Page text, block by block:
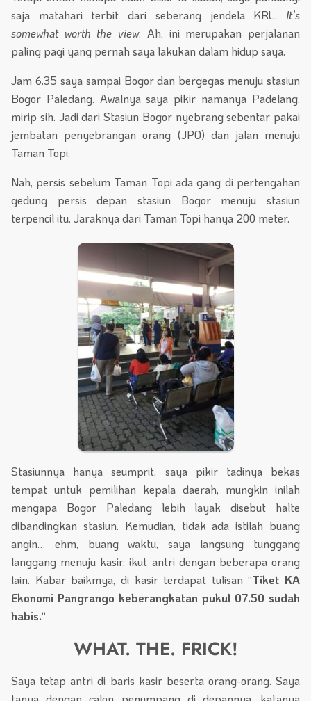
saja matahari terbit dari seberang jendela KRL. It’s
somewhat worth the view. Ah, ini merupakan perjalanan
paling pagi yang pernah saya lakukan dalam hidup saya.
Jam 6.35 saya sampai Bogor dan bergegas menuju stasiun
Bogor Paledang. Awalnya saya pikir namanya Padelang,
mirip sih. Jadi dari Stasiun Bogor nyebrang sebentar pakai
jembatan penyebrangan orang (JPO) dan jalan menuju
Taman Topi.
Nah, persis sebelum Taman Topi ada gang di pertengahan
gedung persis depan stasiun Bogor menuju stasiun
terpencil itu. Jaraknya dari Taman Topi hanya 200 meter.
Stasiunnya hanya seumprit, saya pikir tadinya bekas
tempat untuk pemilihan kepala daerah, mungkin inilah
mengapa Bogor Paledang lebih layak disebut halte
dibandingkan stasiun. Kemudian, tidak ada istilah buang
angin… ehm, buang waktu, saya langsung tunggang
langgang menuju kasir, ikut antri dengan beberapa orang
lain. Kabar baikmya, di kasir terdapat tulisan “Tiket KA
Ekonomi Pangrango keberangkatan pukul 07.50 sudah
habis.“
WHAT. THE. FRICK!
Saya tetap antri di baris kasir beserta orang-orang. Saya